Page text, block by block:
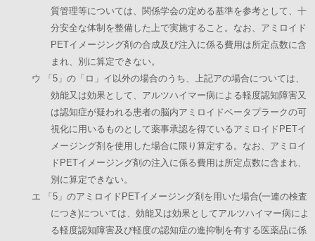
質管理等については、関係学会の定める基準を参考として、十
分安全な体制を整備した上で実施すること。なお、アミロイド
PETイメージング剤の合成及び注入に係る費用は所定点数に含
まれ、別に算定できない。
ウ 「5」の「ロ」イ以外の場合のうち、上記アの場合については、
効能又は効果として、アルツハイマー病による軽度認知障害又
は認知症が疑われる患者の脳内アミロイドベータプラークの可
視化に用いるものとして薬事承認を得ているアミロイドPETイ
メージング剤を使用した場合に限り算定する。なお、アミロイ
ドPETイメージング剤の注入に係る費用は所定点数に含まれ、
別に算定できない。
エ 「5」のアミロイドPETイメージング剤を用いた場合(一連の検査
につき)については、効能又は効果としてアルツハイマー病によ
る軽度認知障害及び軽度の認知症の進抑制を有する医薬品に係